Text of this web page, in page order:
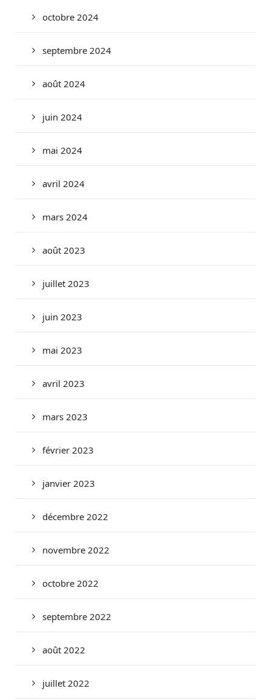
octobre 2024
septembre 2024
août 2024
juin 2024
mai 2024
avril 2024
mars 2024
août 2023
juillet 2023
juin 2023
mai 2023
avril 2023
mars 2023
février 2023
janvier 2023
décembre 2022
novembre 2022
octobre 2022
septembre 2022
août 2022
juillet 2022